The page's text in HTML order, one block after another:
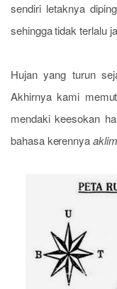
sendiri letaknya
sehingga tidak terlalu
Hujan yang turun
Akhirnya kami
mendaki keesokan
bahasa kerennya